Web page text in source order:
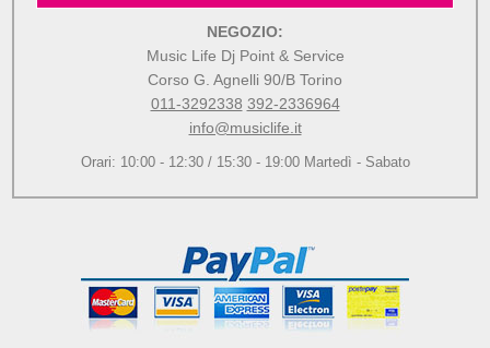
NEGOZIO:
Music Life Dj Point & Service
Corso G. Agnelli 90/B Torino
011-3292338 392-2336964
info@musiclife.it
Orari: 10:00 - 12:30 / 15:30 - 19:00 Martedì - Sabato